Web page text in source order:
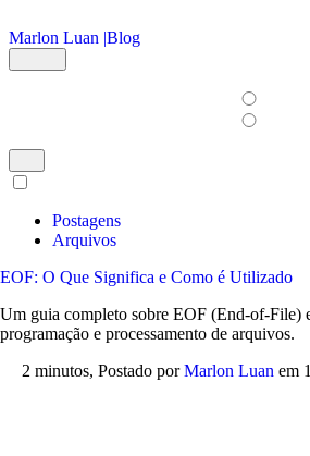
Marlon Luan |Blog
Postagens
Arquivos
EOF: O Que Significa e Como é Utilizado
Um guia completo sobre EOF (End-of-File)
programação e processamento de arquivos.
2 minutos, Postado porMarlon Luan em